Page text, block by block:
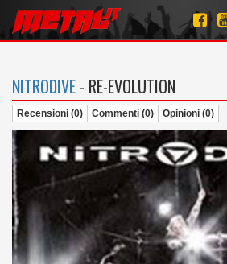
NITRODIVE - RE-EVOLUTION
Recensioni (0) Commenti (0) Opinioni (0)